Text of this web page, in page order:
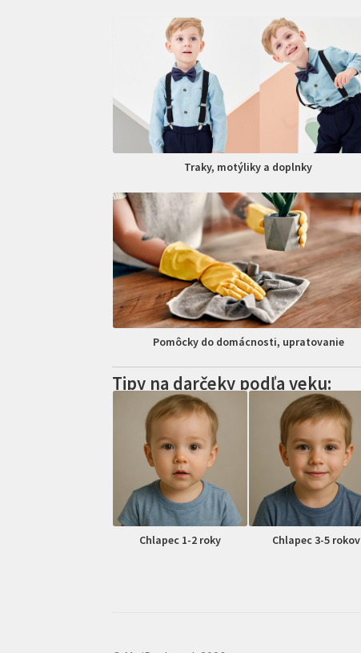
Traky, motýliky a doplnky
Pomôcky do domácnosti, upratovanie
Tipy na darčeky podľa veku:
Chlapec 1-2 roky Chlapec 3-5 rokov